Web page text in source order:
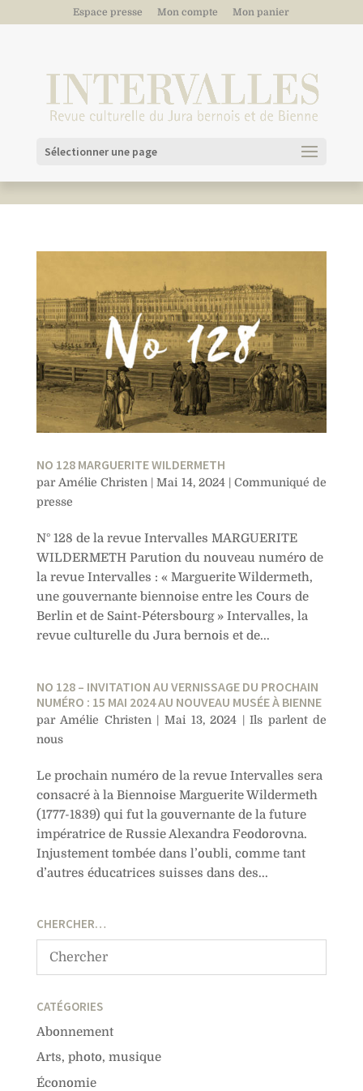
Espace presse Mon compte Mon panier
Sélectionner une page
NO 128 MARGUERITE WILDERMETH
par Amélie Christen |Mai 14, 2024|Communiqué de
presse
N° 128 de la revue Intervalles MARGUERITE
WILDERMETH Parution du nouveau numéro de
la revue Intervalles : « Marguerite Wildermeth,
une gouvernante biennoise entre les Cours de
Berlin et de Saint-Pétersbourg » Intervalles, la
revue culturelle du Jura bernois et de...
NO 128 – INVITATION AU VERNISSAGE DU PROCHAIN
NUMÉRO : 15 MAI 2024 AU NOUVEAU MUSÉE À BIENNE
par Amélie Christen | Mai 13, 2024 |Ils parlent de
nous
Le prochain numéro de la revue Intervalles sera
consacré à la Biennoise Marguerite Wildermeth
(1777-1839) qui fut la gouvernante de la future
impératrice de Russie Alexandra Feodorovna.
Injustement tombée dans l’oubli, comme tant
d’autres éducatrices suisses dans des...
CHERCHER…
CATÉGORIES
Abonnement
Arts, photo, musique
Économie